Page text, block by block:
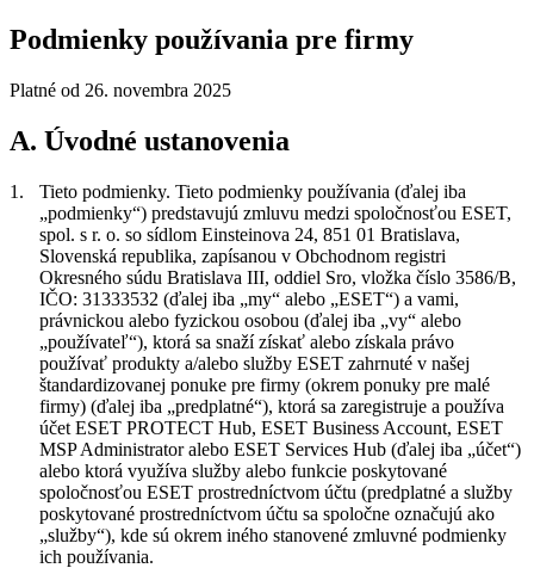
Podmienky používania pre firmy
Platné od 26. novembra 2025
A. Úvodné ustanovenia
1. Tieto podmienky. Tieto podmienky používania (ďalej iba
„podmienky“) predstavujú zmluvu medzi spoločnosťou ESET,
spol. s r. o. so sídlom Einsteinova 24, 851 01 Bratislava,
Slovenská republika, zapísanou v Obchodnom registri
Okresného súdu Bratislava III, oddiel Sro, vložka číslo 3586/B,
IČO: 31333532 (ďalej iba „my“ alebo „ESET“) a vami,
právnickou alebo fyzickou osobou (ďalej iba „vy“ alebo
„používateľ“), ktorá sa snaží získať alebo získala právo
používať produkty a/alebo služby ESET zahrnuté v našej
štandardizovanej ponuke pre firmy (okrem ponuky pre malé
firmy) (ďalej iba „predplatné“), ktorá sa zaregistruje a používa
účet ESET PROTECT Hub, ESET Business Account, ESET
MSP Administrator alebo ESET Services Hub (ďalej iba „účet“)
alebo ktorá využíva služby alebo funkcie poskytované
spoločnosťou ESET prostredníctvom účtu (predplatné a služby
poskytované prostredníctvom účtu sa spoločne označujú ako
„služby“), kde sú okrem iného stanovené zmluvné podmienky
ich používania.